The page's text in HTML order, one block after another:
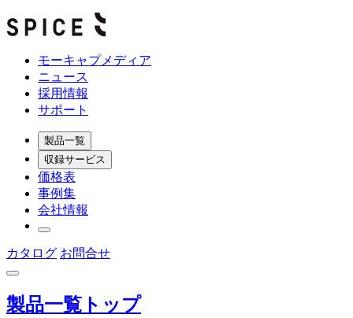
モーキャプメディア
ニュース
採用情報
サポート
製品一覧
収録サービス
価格表
事例集
会社情報
カタログ お問合せ
製品一覧トップ